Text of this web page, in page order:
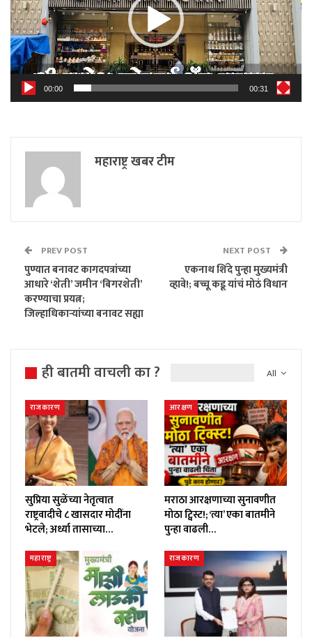
00:00 00:31
महाराष्ट्र खबर टीम
PREV POST
पुण्यात बनावट कागदपत्रांच्या
आधारे ‘शेती’ जमीन ‘बिगरशेती’
करण्याचा प्रयत्न;
जिल्हाधिकाऱ्यांच्या बनावट सह्या
NEXT POST
एकनाथ शिंदे पुन्हा मुख्यमंत्री
व्हावे!; बच्चू कडू यांचं मोठं विधान
All
ही बातमी वाचली का ?
राजकारण
सुप्रिया सुळेंच्या नेतृत्वात
राष्ट्रवादीचे ८ खासदार मोदींना
भेटले; अर्ध्या तासाच्या…
आरक्षण
मराठा आरक्षणाच्या सुनावणीत
मोठा ट्विस्ट!; ‘त्या’ एका बातमीने
पुन्हा वाढली…
महाराष्ट्र राजकारण